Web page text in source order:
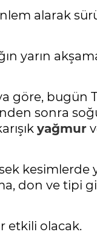
alarak
yarın
göre, bugün
sonra
yağmur
kesimlerde
don ve tipi
etkili olacak.